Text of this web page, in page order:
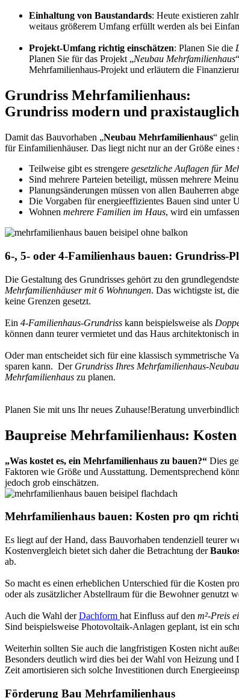
Einhaltung von Baustandards: Heute existieren
weitaus größerem Umfang erfüllt werden als bei
Projekt-Umfang richtig einschätzen: Planen Sie die
Planen Sie für das Projekt „Neubau Mehrfamilienhaus
Mehrfamilienhaus-Projekt und erläutern die
Grundriss Mehrfamilienhaus:
Grundriss modern und
Damit das Bauvorhaben „Neubau Mehrfamilienhaus“
für Einfamilienhäuser. Das liegt nicht nur an der Größe
Teilweise gibt es strengere gesetzliche Auflagen für
Sind mehrere Parteien beteiligt, müssen mehrere
Planungsänderungen müssen von allen Bauherren
Die Vorgaben für energieeffizientes Bauen sind unter
Wohnen mehrere Familien im Haus, wird ein
6-, 5- oder 4-Familienhaus bauen: Grundriss-
Die Gestaltung des Grundrisses gehört zu den
Mehrfamilienhäuser mit 6 Wohnungen. Das wichtigste ist,
keine Grenzen gesetzt.
Ein 4-Familienhaus-Grundriss kann beispielsweise als
können dann teurer vermietet und das Haus architektonisch
Oder man entscheidet sich für eine klassisch symmetrische
sparen kann. Der Grundriss Ihres Mehrfamilienhaus-
Mehrfamilienhaus zu planen.
Planen Sie mit uns Ihr neues Zuhause!Beratung
Baupreise Mehrfamilienhaus: Kosten
„Was kostet es, ein Mehrfamilienhaus zu bauen?“ Dies
Faktoren wie Größe und Ausstattung. Dementsprechend
jedoch grob einschätzen.
Mehrfamilienhaus bauen: Kosten pro qm
Es liegt auf der Hand, dass Bauvorhaben tendenziell teurer
Kostenvergleich bietet sich daher die Betrachtung der
ab.
So macht es einen erheblichen Unterschied für die Kosten
oder als zusätzlicher Abstellraum für die Bewohner genutzt
Auch die Wahl derDachform hat Einfluss auf den m²-Preis
Sind beispielsweise Photovoltaik-Anlagen geplant, ist ein
Weiterhin sollten Sie auch die langfristigen Kosten nicht
Besonders deutlich wird dies bei der Wahl von Heizung
Zeit amortisieren sich solche Investitionen durch
Förderung Bau Mehrfamilienhaus